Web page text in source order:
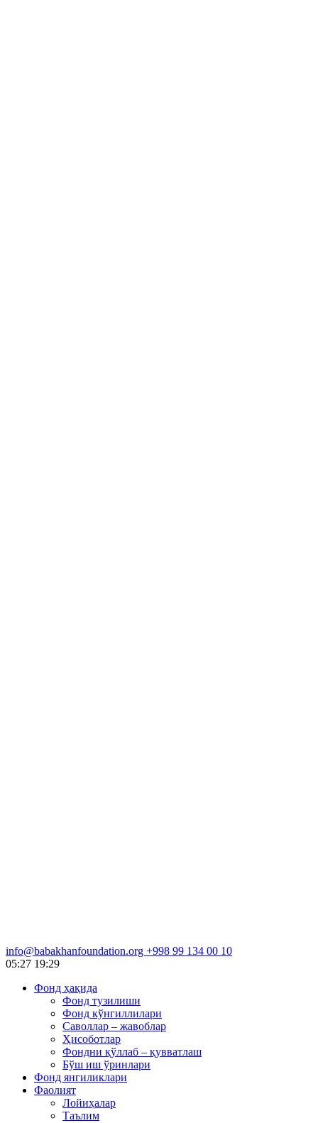
info@babakhanfoundation.org +998 99 134 00 10
05:27 19:29
Фонд ҳақида
Фонд тузилиши
Фонд кўнгиллилари
Саволлар – жавоблар
Ҳисоботлар
Фондни қўллаб – қувватлаш
Бўш иш ўринлари
Фонд янгиликлари
Фаолият
Лойиҳалар
Таълим